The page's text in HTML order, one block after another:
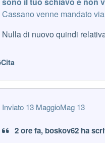
Cassano venne mandato
Nulla di nuovo quindi
Cita
Inviato 13 MaggioMag 13
2 ore fa, boskov62 ha